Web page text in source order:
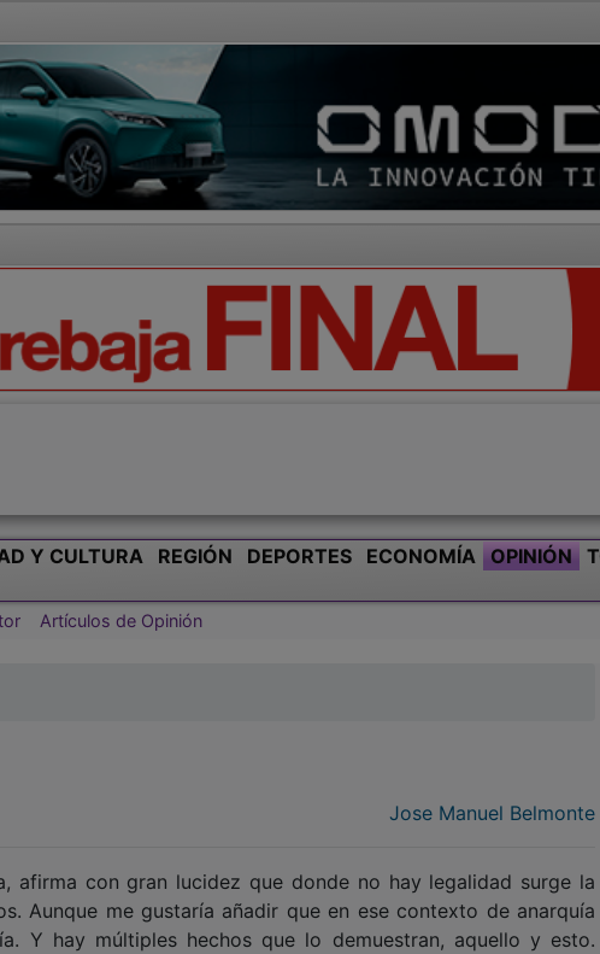
Y CULTURA REGIÓN DEPORTES ECONOMÍA OPINIÓN
Artículos de Opinión
Jose Manuel Belmonte
afirma con gran lucidez que donde no hay legalidad surge la
Aunque me gustaría añadir que en ese contexto de anarquía
Y hay múltiples hechos que lo demuestran, aquello y esto.